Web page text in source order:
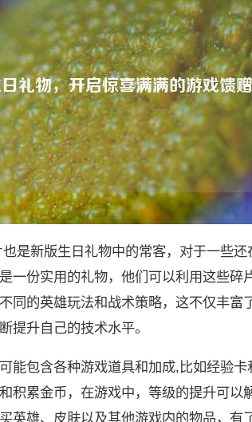
是新版生日礼物中的常客，对于一些
一份实用的礼物，他们可以利用这些碎
同的英雄玩法和战术策略，这不仅丰富
提升自己的技术水平。
能包含各种游戏道具和加成,比如经验
积累金币，在游戏中，等级的提升可以
英雄、皮肤以及其他游戏内的物品，有